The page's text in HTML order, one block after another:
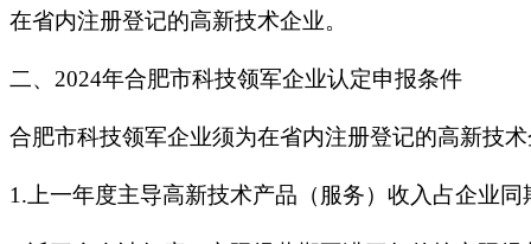
在省内注册登记的高新技术企业。
二、2024年合肥市科技领军企业认定申报条件
合肥市科技领军企业须为在省内注册登记的高新技
1.上一年度主导高新技术产品（服务）收入占企业